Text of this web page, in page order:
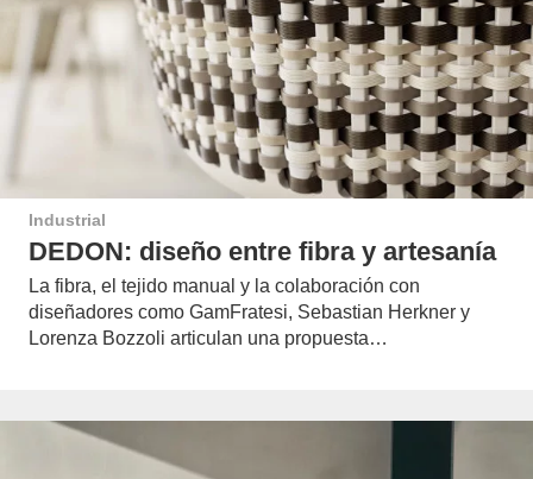
Industrial
DEDON: diseño entre fibra y artesanía
La fibra, el tejido manual y la colaboración con
diseñadores como GamFratesi, Sebastian Herkner y
Lorenza Bozzoli articulan una propuesta…